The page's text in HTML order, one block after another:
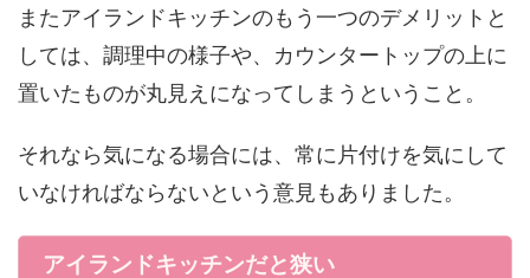
またアイランドキッチンのもう一つのデメリットと
しては、調理中の様子や、カウンタートップの上に
置いたものが丸見えになってしまうということ。
それなら気になる場合には、常に片付けを気にして
いなければならないという意見もありました。
アイランドキッチンだと狭い